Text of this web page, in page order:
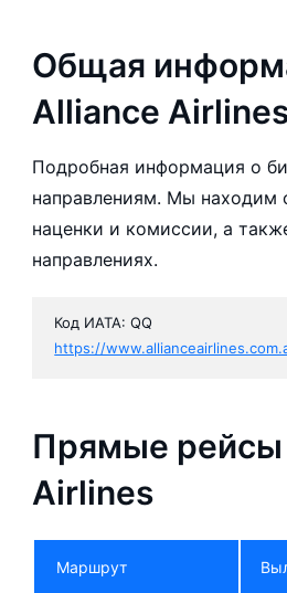
Общая
Alliance
Подробная информация о
направлениям. Мы находим
наценки и комиссии, а
направлениях.
Код ИАТА: QQ
https://
Прямые рейсы
Airlines
Маршрут